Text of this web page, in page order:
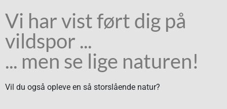
Vi har vist ført dig på
vildspor ...
... men se lige naturen!
Vil du også opleve en så storslående natur?